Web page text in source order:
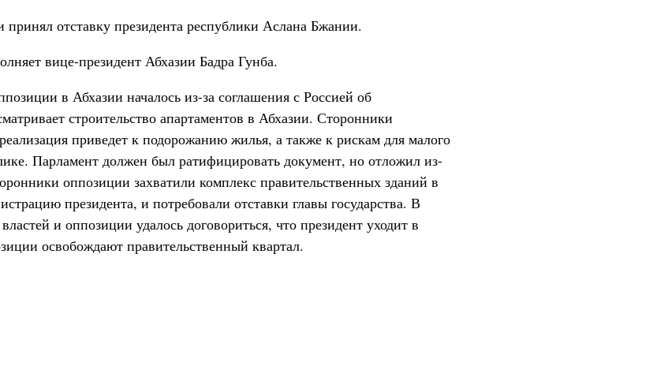
принял отставку президента республики Аслана Бжании.
вице-президент Абхазии Бадра Гунба.
в Абхазии началось из-за соглашения с Россией об
строительство апартаментов в Абхазии. Сторонники
приведет к подорожанию жилья, а также к рискам для малого
Парламент должен был ратифицировать документ, но отложил из-
оппозиции захватили комплекс правительственных зданий в
президента, и потребовали отставки главы государства. В
и оппозиции удалось договориться, что президент уходит в
освобождают правительственный квартал.